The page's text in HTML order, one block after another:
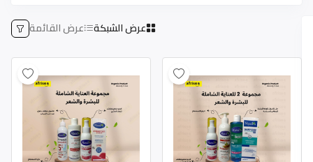
عرض الشبكة عرض القائمة